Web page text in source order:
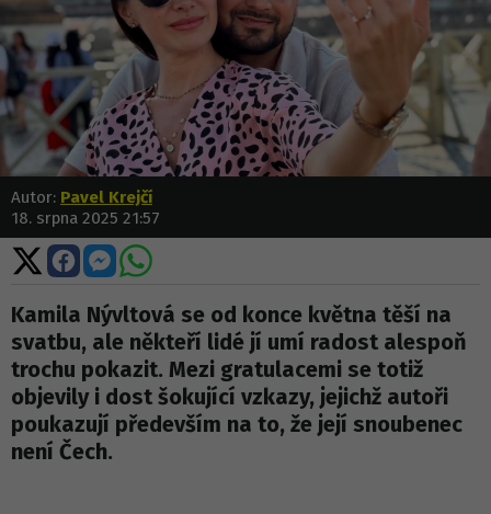
Autor: Pavel Krejčí
18. srpna 2025 21:57
Sdílet
na
X
Sdílet
na
Facebooku
Sdílet
na
Messengeru
Sdílet
WhatsApp
Kamila Nývltová se od konce května těší na
svatbu, ale někteří lidé jí umí radost alespoň
trochu pokazit. Mezi gratulacemi se totiž
objevily i dost šokující vzkazy, jejichž autoři
poukazují především na to, že její snoubenec
není Čech.